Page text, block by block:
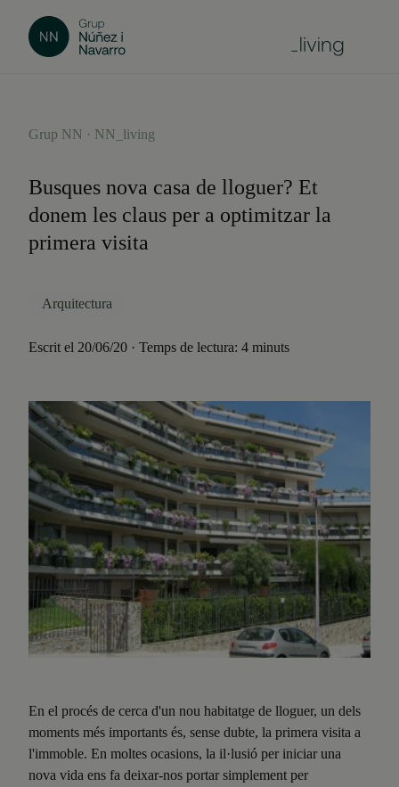
Grup NN · NN_living
Busques nova casa de lloguer? Et
donem les claus per a optimitzar la
primera visita
Arquitectura
Escrit el 20/06/20 · Temps de lectura: 4 minuts
En el procés de cerca d'un nou habitatge de lloguer, un dels
moments més importants és, sense dubte, la primera visita a
l'immoble. En moltes ocasions, la il·lusió per iniciar una
nova vida ens fa deixar-nos portar simplement per